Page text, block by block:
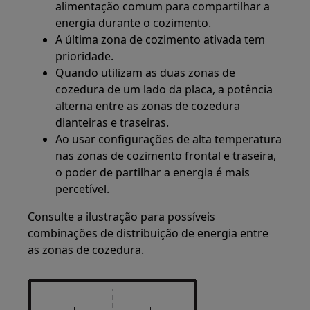
alimentação comum para compartilhar a
energia durante o cozimento.
A última zona de cozimento ativada tem
prioridade.
Quando utilizam as duas zonas de
cozedura de um lado da placa, a potência
alterna entre as zonas de cozedura
dianteiras e traseiras.
Ao usar configurações de alta temperatura
nas zonas de cozimento frontal e traseira,
o poder de partilhar a energia é mais
percetível.
Consulte a ilustração para possíveis
combinações de distribuição de energia entre
as zonas de cozedura.